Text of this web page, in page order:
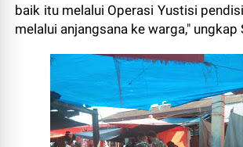
baik itu melalui Operasi Yustisi
melalui anjangsana ke warga," ungkap